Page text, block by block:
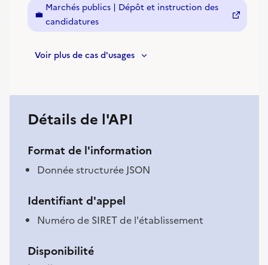
💼
Marchés publics | Dépôt et instruction des
candidatures
Voir plus de cas d'usages
Détails de l'API
Format de l'information
Donnée structurée JSON
Identifiant d'appel
Numéro de SIRET de l'établissement
Disponibilité